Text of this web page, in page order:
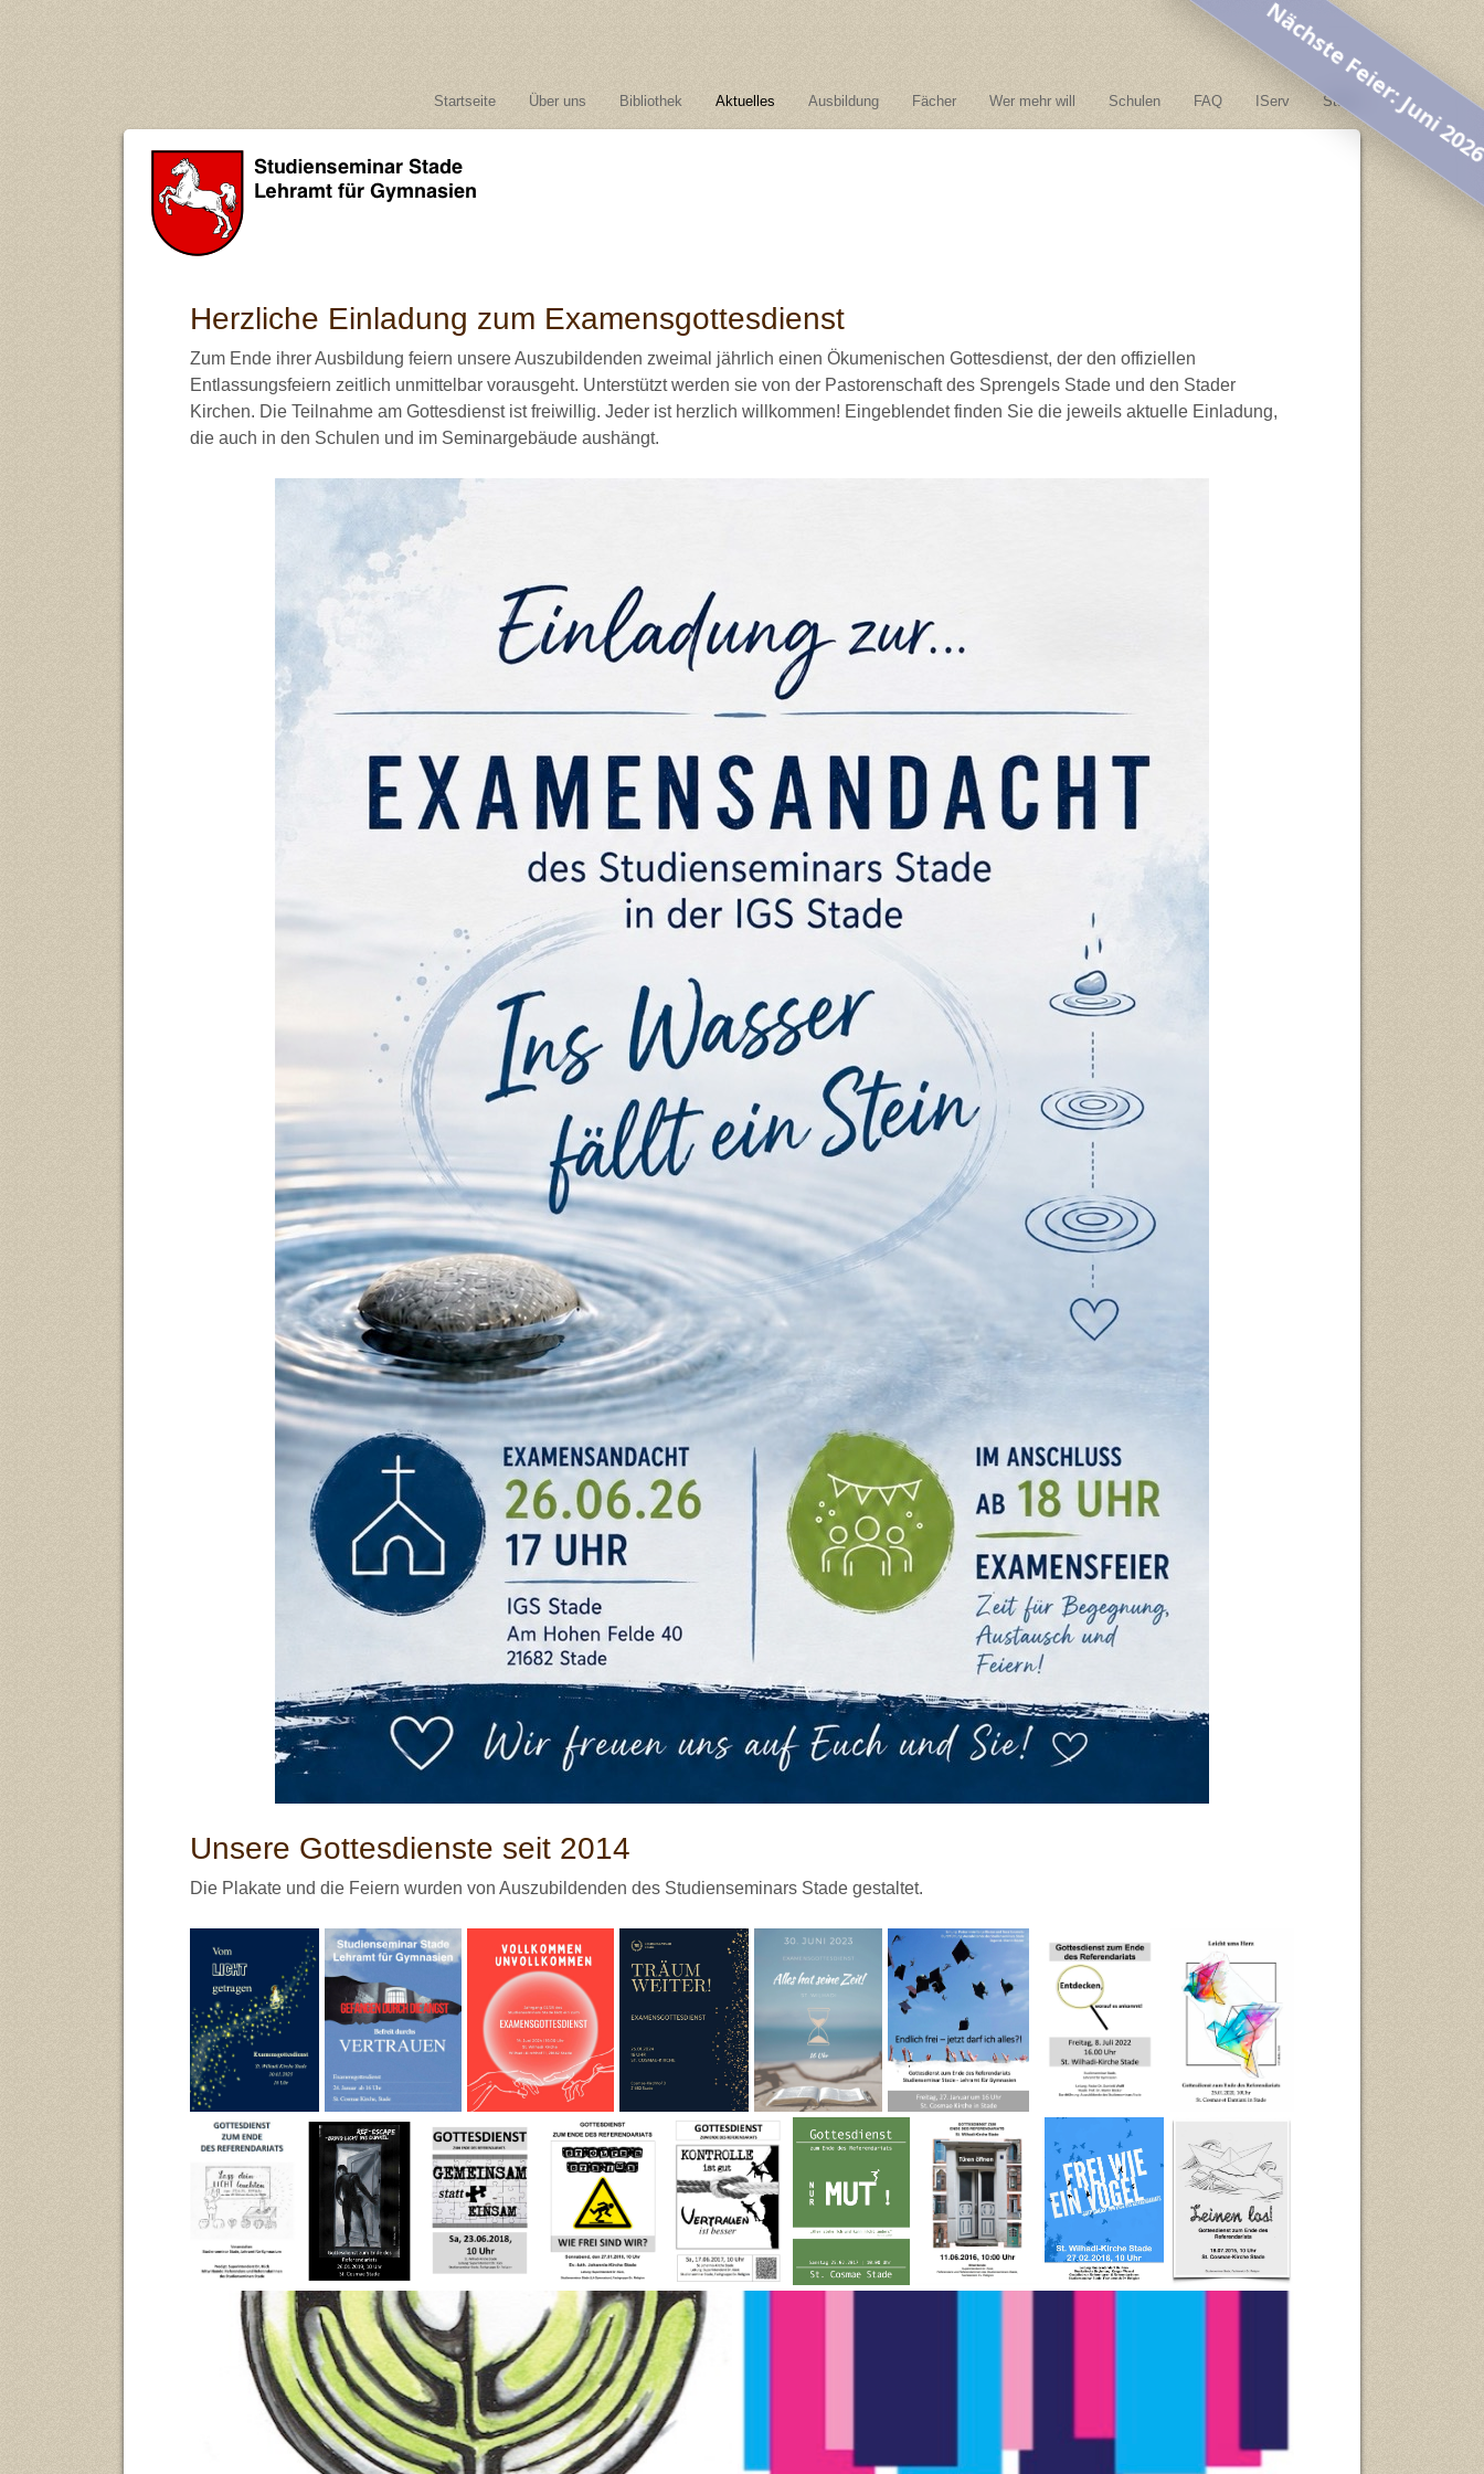
Startseite Über uns Bibliothek Aktuelles Ausbildung Fächer Wer mehr will Schulen FAQ IServ Stade
Nächste Feier: Juni
Herzliche Einladung zum Examensgottesdienst
Zum Ende ihrer Ausbildung feiern unsere Auszubildenden zweimal jährlich einen Ökumenischen Gottesdienst, der den offiziellen
Entlassungsfeiern zeitlich unmittelbar vorausgeht. Unterstützt werden sie von der Pastorenschaft des Sprengels Stade und den Stader
Kirchen. Die Teilnahme am Gottesdienst ist freiwillig. Jeder ist herzlich willkommen! Eingeblendet finden Sie die jeweils aktuelle Einladung,
die auch in den Schulen und im Seminargebäude aushängt.
Unsere Gottesdienste seit 2014
Die Plakate und die Feiern wurden von Auszubildenden des Studienseminars Stade gestaltet.
getragen
(Januar 2026)
Befreit durchs
Vertrauen
(Januar 2025)
Vollkommen
unvollkommen
(Juni 2024)
Träum weiter
(Januar 2024)
Alles hat seine
Zeit (Juni 2023)
Endlich frei
(Januar 2023)
Entdecken,
worauf es
ankommt (Juli
Leicht ums
Herz (Januar
2020)
Lass dein
Licht
leuchten
(Juni 2019)
Escape Room
- Bring Licht
ins Dunkel
(Januar 2019)
Gemeinsam
statt einsam
(Juni 2018)
Wie frei sind
wir? (Januar
Kontrolle ist
gut, Vertrauen
ist besser (Juni
2017)
Nur Mut
(Januar 2017)
Türen öffnen
(Juni 2016)
Frei wei ein
Vogel (Februar
2016)
2015)
Auf dem Weg (Januar 2015)